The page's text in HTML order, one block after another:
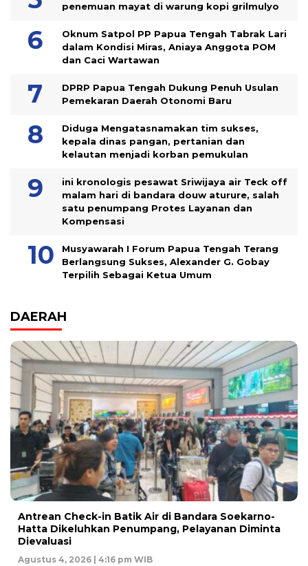
penemuan mayat di warung kopi grilmulyo
Oknum Satpol PP Papua Tengah Tabrak Lari
dalam Kondisi Miras, Aniaya Anggota POM
dan Caci Wartawan
DPRP Papua Tengah Dukung Penuh Usulan
Pemekaran Daerah Otonomi Baru
Diduga Mengatasnamakan tim sukses,
kepala dinas pangan, pertanian dan
kelautan menjadi korban pemukulan
ini kronologis pesawat Sriwijaya air Teck off
malam hari di bandara douw aturure, salah
satu penumpang Protes Layanan dan
Kompensasi
Musyawarah I Forum Papua Tengah Terang
Berlangsung Sukses, Alexander G. Gobay
Terpilih Sebagai Ketua Umum
DAERAH
Antrean Check-in Batik Air di Bandara Soekarno-
Hatta Dikeluhkan Penumpang, Pelayanan Diminta
Dievaluasi
Agustus 4, 2026 | 4:16 pm WIB